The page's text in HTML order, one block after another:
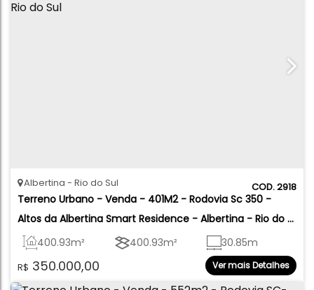
2918
Terreno Urbano - Venda - 401M2 - Rodovia Sc 350 -
Altos da Albertina Smart Residence - Albertina - Rio do
Sul
R$ 350.000,00
Albertina Rio do Sul
400.93m² 400.93m² 30.85m
13.00m Ver mais Detalhes